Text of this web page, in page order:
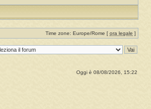
Time zone: Europe/Rome [ ora legale ]
Oggi è 08/08/2026, 15:22